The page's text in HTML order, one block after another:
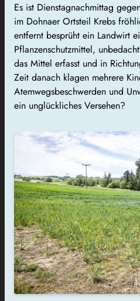
Es ist Dienstagnachmittag
im Dohnaer Ortsteil Krebs
entfernt besprüht ein Landwirt
Pflanzenschutzmittel,
das Mittel erfasst und in
Zeit danach klagen mehrere
Atemwegsbeschwerden und
ein unglückliches Versehen?